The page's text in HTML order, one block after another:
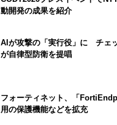
動開発の成果を紹介
AIが攻撃の「実行役」に チェ
が自律型防衛を提唱
フォーティネット、「
用の保護機能などを拡充